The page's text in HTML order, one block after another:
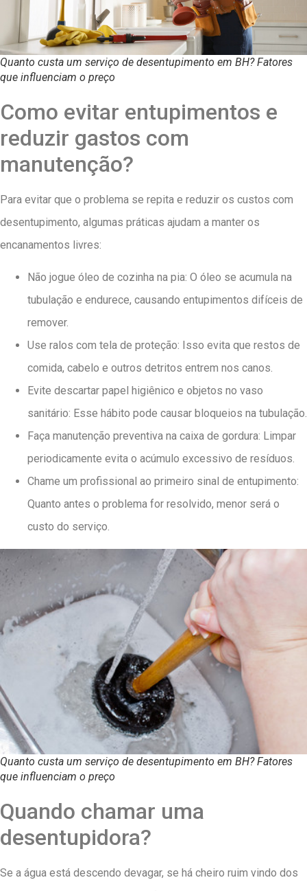
Quanto custa um serviço de desentupimento em BH? Fatores
que influenciam o preço
Como evitar entupimentos e
reduzir gastos com
manutenção?
Para evitar que o problema se repita e reduzir os custos com
desentupimento, algumas práticas ajudam a manter os
encanamentos livres:
Não jogue óleo de cozinha na pia: O óleo se acumula na
tubulação e endurece, causando entupimentos difíceis de
remover.
Use ralos com tela de proteção: Isso evita que restos de
comida, cabelo e outros detritos entrem nos canos.
Evite descartar papel higiênico e objetos no vaso
sanitário: Esse hábito pode causar bloqueios na tubulação.
Faça manutenção preventiva na caixa de gordura: Limpar
periodicamente evita o acúmulo excessivo de resíduos.
Chame um profissional ao primeiro sinal de entupimento:
Quanto antes o problema for resolvido, menor será o
custo do serviço.
Quanto custa um serviço de desentupimento em BH? Fatores
que influenciam o preço
Quando chamar uma
desentupidora?
Se a água está descendo devagar, se há cheiro ruim vindo dos